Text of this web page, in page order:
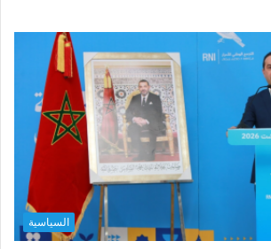
السياسية